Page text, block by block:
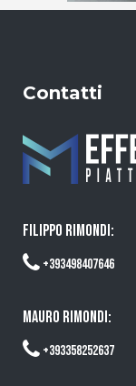
Contatti
FILIPPO RIMONDI:
+393498407646
MAURO RIMONDI:
+393358252637